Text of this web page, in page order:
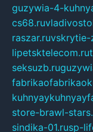
guzywia-4-
cs68.ru
raszar.ruvskrytie-
lipetsktelecom.ru
seksuzb.ru
store-brawl-
sindika-01.rusp-